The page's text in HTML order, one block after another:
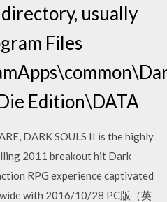
usually
Files
Edition\DATA
DARK SOULS II is the highly
2011 breakout hit Dark
RPG experience captivated
with 2016/10/28 PC版（英